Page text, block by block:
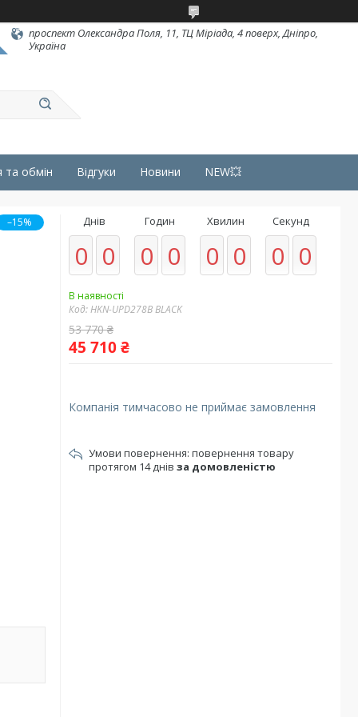
проспект Олександра Поля, 11, ТЦ Міріада, 4 поверх, Дніпро,
Україна
та обмін Відгуки Новини NEW💥
–15% Днів
0 0
Годин
0 0
Хвилин
0 0
Секунд
0 0
В наявності
Код:HKN-UPD278B BLACK
53 770 ₴
45 710 ₴
Компанія тимчасово не приймає замовлення
повернення товару
протягом 14 днів за домовленістю